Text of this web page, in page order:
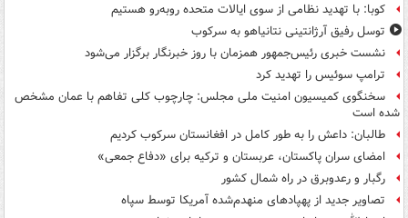
کوبا: با تهدید نظامی از سوی ایالات متحده روبه‌رو هستیم
توسل رفیق آرژانتینی نتانیاهو به سرکوب
نشست خبری رئیس‌جمهور همزمان با روز خبرنگار برگزار می‌شود
ترامپ سوئیس را تهدید کرد
سخنگوی کمیسیون امنیت ملی مجلس: چارچوب کلی تفاهم با عمان مشخص
شده است
طالبان: داعش را به طور کامل در افغانستان سرکوب کردیم
امضای سران پاکستان، عربستان و ترکیه برای «دفاع جمعی»
رگبار و رعدوبرق در راه شمال کشور
تصاویر جدید از پهپادهای منهدم‌شده آمریکا توسط سپاه